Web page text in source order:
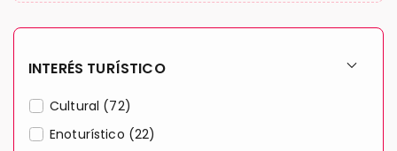
INTERÉS TURÍSTICO
Cultural (72)
Enoturístico (22)